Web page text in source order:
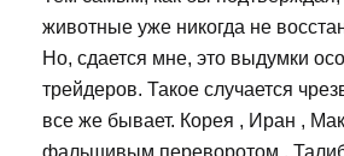
животные уже никогда не
Но, сдается мне, это выдумки
трейдеров. Такое случается
все же бывает. Корея , Иран ,
фальшивым переворотом ,